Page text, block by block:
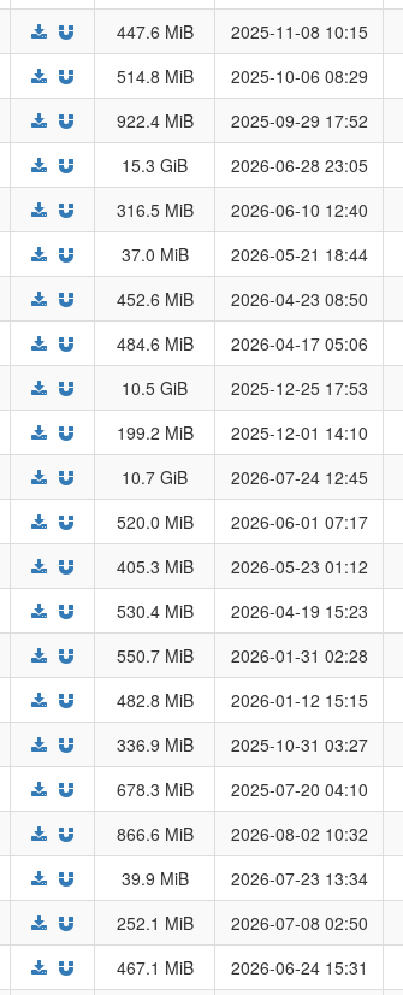
447.6 MiB 2025-11-08 10:15
514.8 MiB 2025-10-06 08:29
922.4 MiB 2025-09-29 17:52
15.3 GiB 2026-06-28 23:05
316.5 MiB 2026-06-10 12:40
37.0 MiB 2026-05-21 18:44
452.6 MiB 2026-04-23 08:50
484.6 MiB 2026-04-17 05:06
10.5 GiB 2025-12-25 17:53
199.2 MiB 2025-12-01 14:10
10.7 GiB 2026-07-24 12:45
520.0 MiB 2026-06-01 07:17
405.3 MiB 2026-05-23 01:12
530.4 MiB 2026-04-19 15:23
550.7 MiB 2026-01-31 02:28
482.8 MiB 2026-01-12 15:15
336.9 MiB 2025-10-31 03:27
678.3 MiB 2025-07-20 04:10
866.6 MiB 2026-08-02 10:32
39.9 MiB 2026-07-23 13:34
252.1 MiB 2026-07-08 02:50
467.1 MiB 2026-06-24 15:31